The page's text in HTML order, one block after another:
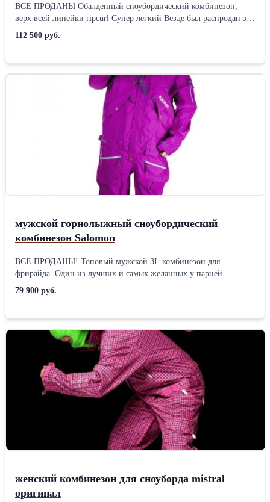
ВСЕ ПРОДАНЫ Обалденный сноубордический комбинезон,
верх всей линейки ripcurl Супер легкий Везде был распродан за
пол сезона, ограниченный тираж Загрузка через верх
Уникальный крой Мембрана 20000\40000 Полностью
внешний вид Качественная фурнитура Комбез не на каждый
день, а для поездок в большие горы! Выгулять его, спускаясь
там, где не ступала нога человека - вот для этого он и был
создан. Вещица крутая и заметная: сразу понятно что на тебе
комбез под 700 евро, а не очередной дешманский
"отечественный" клон-кулзоний на западные шмотки, с какой-
нибудь очередной рандомной гараж-биркой-катай-китай. Это
совсем другая философия и для другого уровня потребителя.
Прямо скажем, это не для райдера в copozz'e.
112 500 руб.
мужской горнолыжный сноубордический
комбинезон Salomon
ВСЕ ПРОДАНЫ! Топовый мужской 3L комбинезон для
фрирайда. Один из лучших и самых желанных у парней
комбезов, если его удается найти в продаже. Размер М , рост
170-180 см. Классный цвет). 20k, полностью проклеен Ритэйл
тратить последнее на разный дешевый самопал и китайско-
российский треш в три дорого вам не хочется, топовая б\у вещь
это самый лучший вариант. Вы получаете: + качественный
внешний вид + продукт, который создавался брэндом в верхнем
сегменте, это значит: не для дурака, и не для тех, кому всё равно
во что они одеваются + полноценную дорогую красивую
фирменную вещь + никто не узнает на горе, что он куплен вами
чайников: одинаковые колзоны под разными брендами
продаются по 24000р, из дешевой китайской линяющей тряпки,
с ворованным криво кроем, ватой-утеплителем, и
закрепившимся имиджем "одежды для дурачков". Цена для
79 900 руб.
женский комбинезон для сноуборда mistral
оригинал